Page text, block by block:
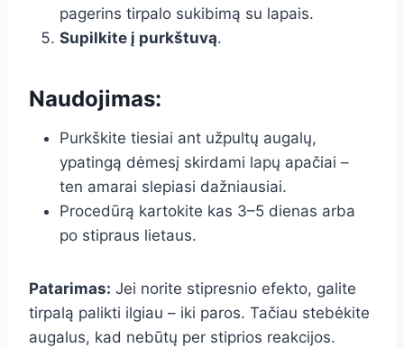
pagerins tirpalo sukibimą su lapais.
Supilkite į purkštuvą.
Naudojimas:
Purkškite tiesiai ant užpultų augalų,
ypatingą dėmesį skirdami lapų apačiai –
ten amarai slepiasi dažniausiai.
Procedūrą kartokite kas 3–5 dienas arba
po stipraus lietaus.
Patarimas: Jei norite stipresnio efekto, galite
tirpalą palikti ilgiau – iki paros. Tačiau stebėkite
augalus, kad nebūtų per stiprios reakcijos.